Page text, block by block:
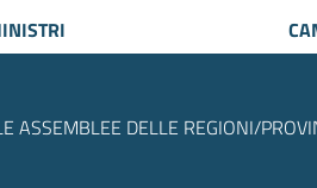
ASSEMBLEE DELLE REGIONI/